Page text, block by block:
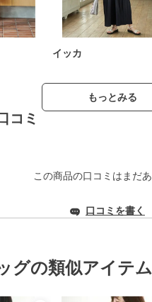
イッカ
もっとみる
コミ
この商品の口コミはまだ
口コミを書く
グの類似アイテム